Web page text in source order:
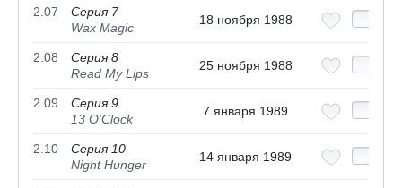
2.07
Серия 7
Wax Magic
18 ноября 1988
2.08
Серия 8
Read My Lips
25 ноября 1988
2.09
Серия 9
13 O'Clock
7 января 1989
2.10
Серия 10
Night Hunger
14 января 1989